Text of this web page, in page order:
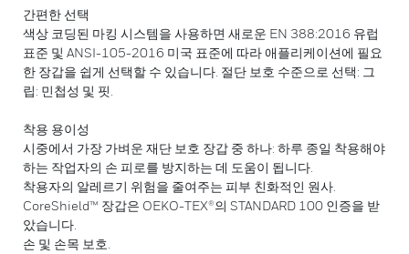
간편한 선택
색상 코딩된 마킹 시스템을 사용하면 새로운 EN 388:2016 유럽
표준 및 ANSI-105-2016 미국 표준에 따라 애플리케이션에 필요
한 장갑을 쉽게 선택할 수 있습니다. 절단 보호 수준으로 선택: 그
립: 민첩성 및 핏.
착용 용이성
시중에서 가장 가벼운 재단 보호 장갑 중 하나: 하루 종일 착용해야
하는 작업자의 손 피로를 방지하는 데 도움이 됩니다.
착용자의 알레르기 위험을 줄여주는 피부 친화적인 원사.
CoreShield™ 장갑은 OEKO-TEX®의 STANDARD 100 인증을 받
았습니다.
손 및 손목 보호.